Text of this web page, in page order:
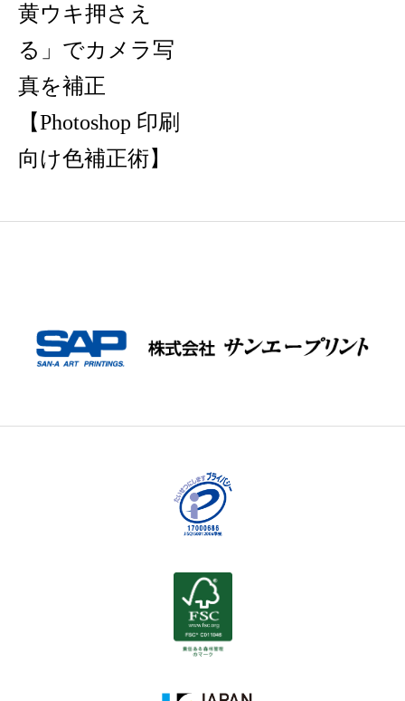
黄ウキ押さえ
る」でカメラ写
真を補正
【Photoshop 印刷
向け色補正術】